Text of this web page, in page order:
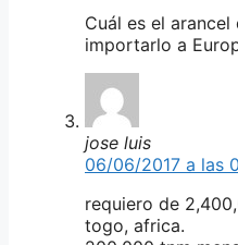
Cuál es el arancel
importarlo a
jose luis
06/06/2017 a las
requiero de
togo, africa.